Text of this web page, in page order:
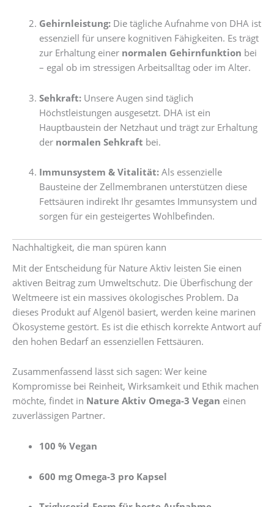
Gehirnleistung:Die tägliche Aufnahme von DHA ist
essenziell für unsere kognitiven Fähigkeiten. Es trägt
zur Erhaltung einer normalen Gehirnfunktion bei
– egal ob im stressigen Arbeitsalltag oder im Alter.
Sehkraft:Unsere Augen sind täglich
Höchstleistungen ausgesetzt. DHA ist ein
Hauptbaustein der Netzhaut und trägt zur Erhaltung
der normalen Sehkraft bei.
Immunsystem & Vitalität:Als essenzielle
Bausteine der Zellmembranen unterstützen diese
Fettsäuren indirekt Ihr gesamtes Immunsystem und
sorgen für ein gesteigertes Wohlbefinden.
Nachhaltigkeit, die man spüren kann
Mit der Entscheidung für Nature Aktiv leisten Sie einen
aktiven Beitrag zum Umweltschutz. Die Überfischung der
Weltmeere ist ein massives ökologisches Problem. Da
dieses Produkt auf Algenöl basiert, werden keine marinen
Ökosysteme gestört. Es ist die ethisch korrekte Antwort auf
den hohen Bedarf an essenziellen Fettsäuren.
Zusammenfassend lässt sich sagen: Wer keine
Kompromisse bei Reinheit, Wirksamkeit und Ethik machen
möchte, findet in Nature Aktiv Omega-3 Vegan einen
zuverlässigen Partner.
100 % Vegan
600 mg Omega-3 pro Kapsel